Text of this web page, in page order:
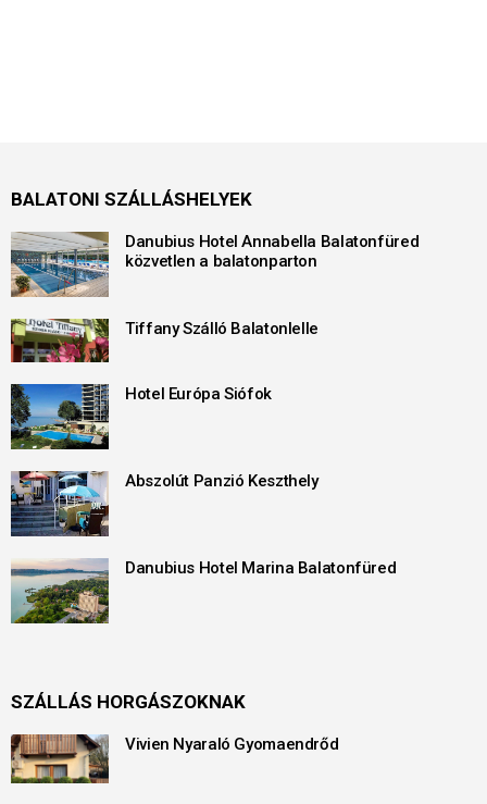
BALATONI SZÁLLÁSHELYEK
Danubius Hotel Annabella Balatonfüred
közvetlen a balatonparton
Tiffany Szálló Balatonlelle
Hotel Európa Siófok
Abszolút Panzió Keszthely
Danubius Hotel Marina Balatonfüred
SZÁLLÁS HORGÁSZOKNAK
Vivien Nyaraló Gyomaendrőd